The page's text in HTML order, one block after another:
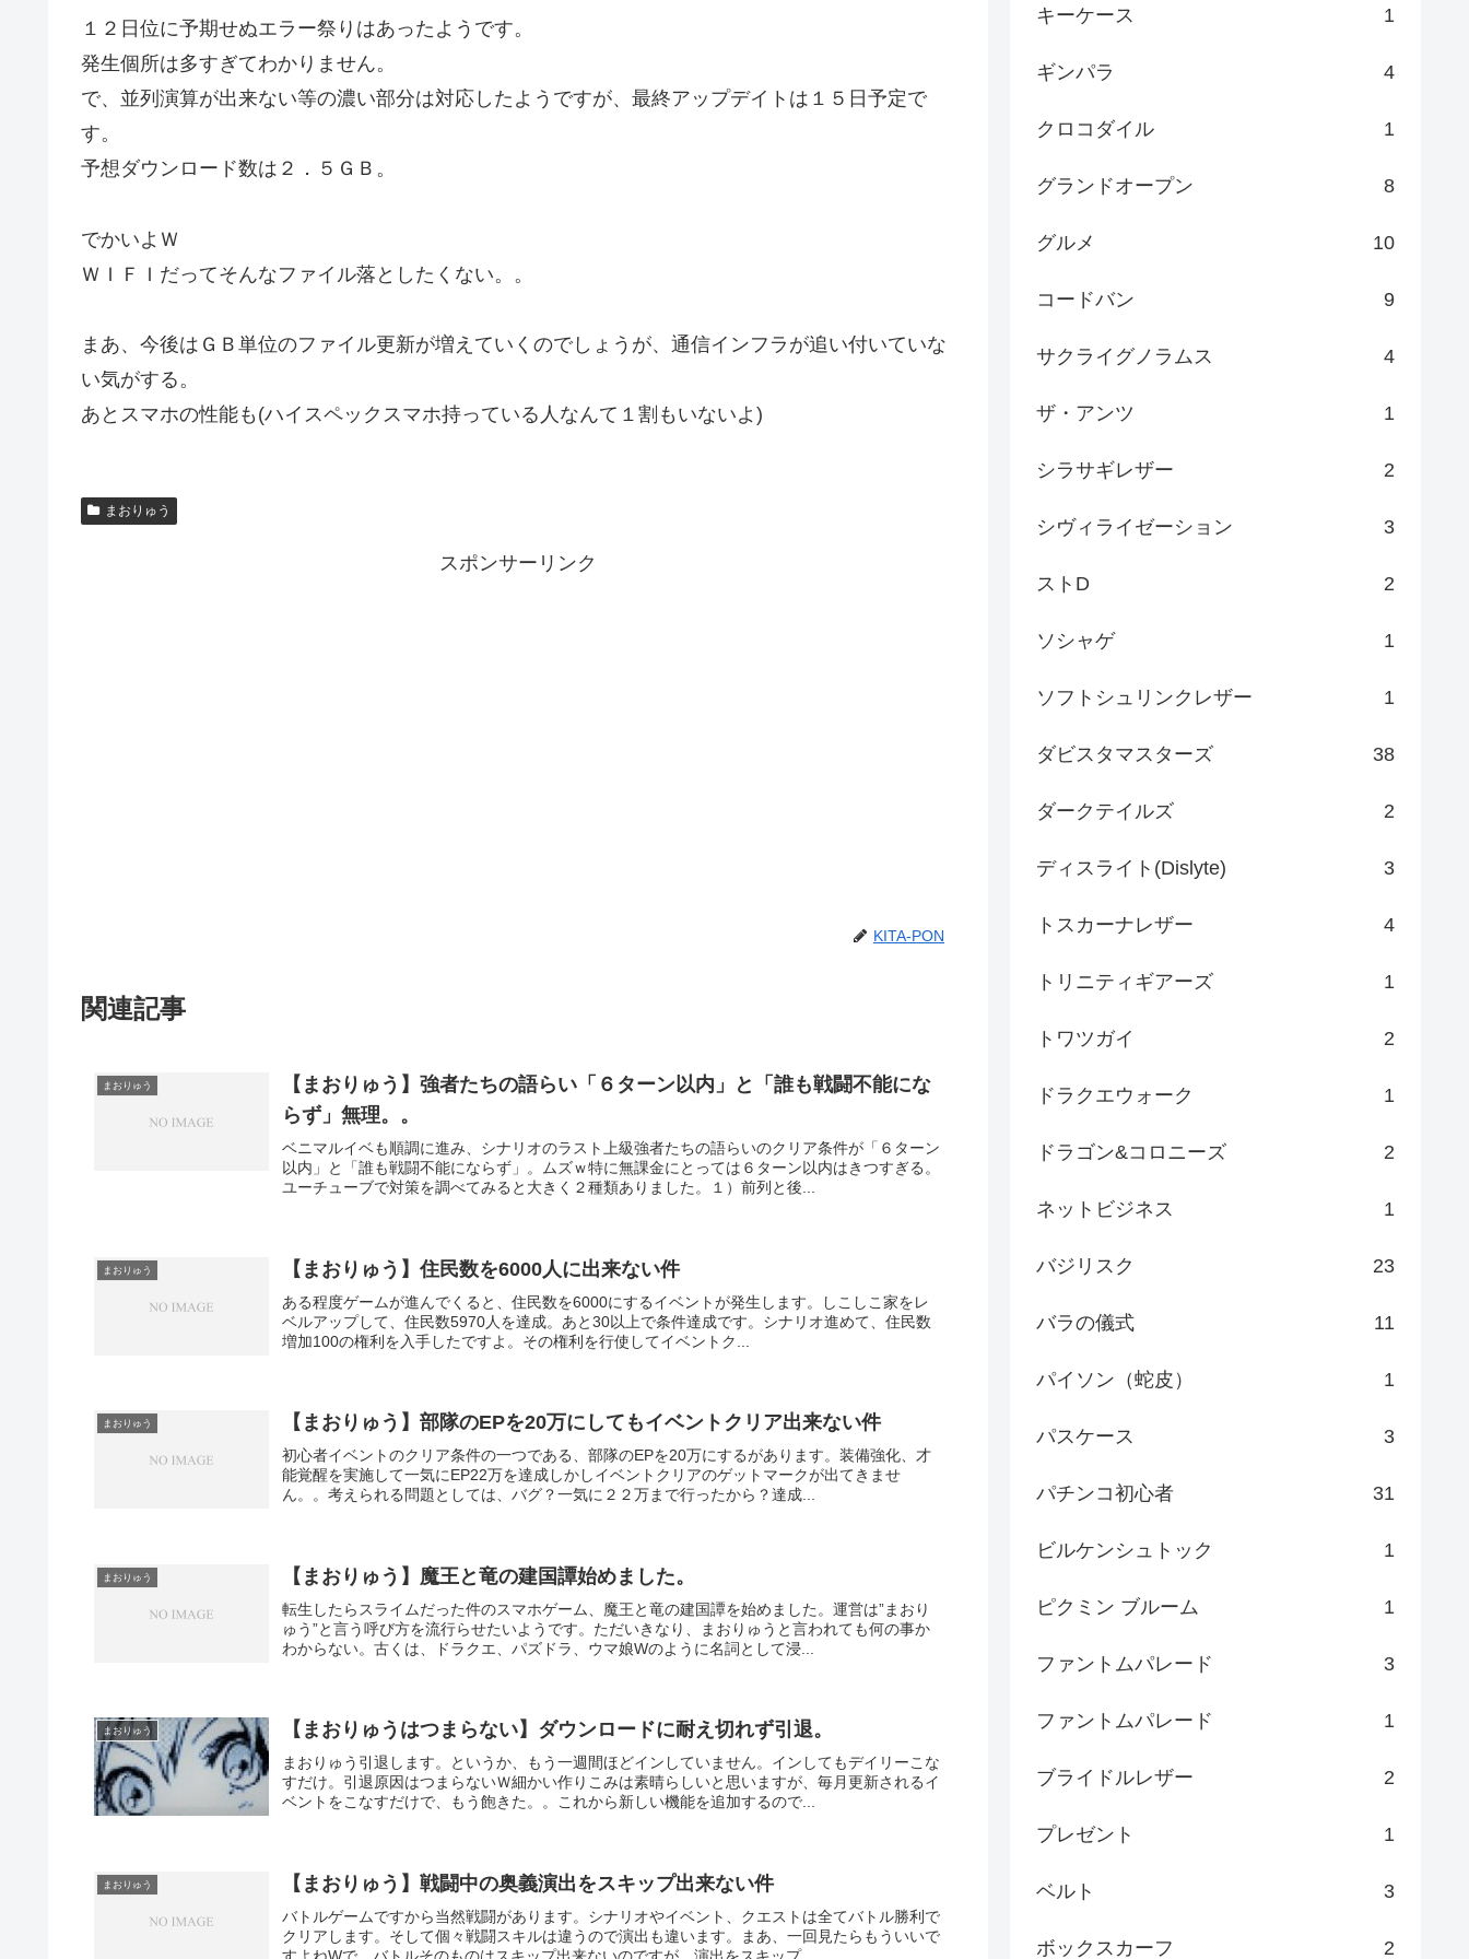
１２日位に予期せぬエラー祭りはあったようです。
発生個所は多すぎてわかりません。
で、並列演算が出来ない等の濃い部分は対応したようですが、最終アップデイトは１５日予定で
す。
予想ダウンロード数は２．５ＧＢ。
でかいよＷ
ＷＩＦＩだってそんなファイル落としたくない。。
まあ、今後はＧＢ単位のファイル更新が増えていくのでしょうが、通信インフラが追い付いていな
い気がする。
あとスマホの性能も(ハイスペックスマホ持っている人なんて１割もいないよ)
まおりゅう
スポンサーリンク
KITA-PON
関連記事
まおりゅう
【まおりゅう】強者たちの語らい「６ターン以内」と「誰も戦闘不能にな
らず」無理。。
ベニマルイベも順調に進み、シナリオのラスト上級強者たちの語らいのクリア条件が「６ターン
以内」と「誰も戦闘不能にならず」。ムズｗ特に無課金にとっては６ターン以内はきつすぎる。
ユーチューブで対策を調べてみると大きく２種類ありました。１）前列と後...
まおりゅう 【まおりゅう】住民数を6000人に出来ない件
ある程度ゲームが進んでくると、住民数を6000にするイベントが発生します。しこしこ家をレ
ベルアップして、住民数5970人を達成。あと30以上で条件達成です。シナリオ進めて、住民数
増加100の権利を入手したですよ。その権利を行使してイベントク...
まおりゅう 【まおりゅう】部隊のEPを20万にしてもイベントクリア出来ない件
初心者イベントのクリア条件の一つである、部隊のEPを20万にするがあります。装備強化、才
能覚醒を実施して一気にEP22万を達成しかしイベントクリアのゲットマークが出てきませ
ん。。考えられる問題としては、バグ？一気に２２万まで行ったから？達成...
まおりゅう 【まおりゅう】魔王と竜の建国譚始めました。
転生したらスライムだった件のスマホゲーム、魔王と竜の建国譚を始めました。運営は”まおり
ゅう”と言う呼び方を流行らせたいようです。ただいきなり、まおりゅうと言われても何の事か
わからない。古くは、ドラクエ、パズドラ、ウマ娘Wのように名詞として浸...
まおりゅう 【まおりゅうはつまらない】ダウンロードに耐え切れず引退。
まおりゅう引退します。というか、もう一週間ほどインしていません。インしてもデイリーこな
すだけ。引退原因はつまらないＷ細かい作りこみは素晴らしいと思いますが、毎月更新されるイ
ベントをこなすだけで、もう飽きた。。これから新しい機能を追加するので...
まおりゅう 【まおりゅう】戦闘中の奥義演出をスキップ出来ない件
バトルゲームですから当然戦闘があります。シナリオやイベント、クエストは全てバトル勝利で
クリアします。そして個々戦闘スキルは違うので演出も違います。まあ、一回見たらもういいで
キーケース 1
ギンパラ 4
クロコダイル 1
グランドオープン 8
グルメ 10
コードバン 9
サクライグノラムス 4
ザ・アンツ 1
シラサギレザー 2
シヴィライゼーション 3
ストD 2
ソシャゲ 1
ソフトシュリンクレザー 1
ダビスタマスターズ 38
ダークテイルズ 2
ディスライト(Dislyte) 3
トスカーナレザー 4
トリニティギアーズ 1
トワツガイ 2
ドラクエウォーク 1
ドラゴン&コロニーズ 2
ネットビジネス 1
バジリスク 23
バラの儀式 11
パイソン（蛇皮） 1
パスケース 3
パチンコ初心者 31
ビルケンシュトック 1
ピクミン ブルーム 1
ファントムパレード 3
ファントムパレード 1
ブライドルレザー 2
プレゼント 1
ベルト 3
ボックスカーフ 2